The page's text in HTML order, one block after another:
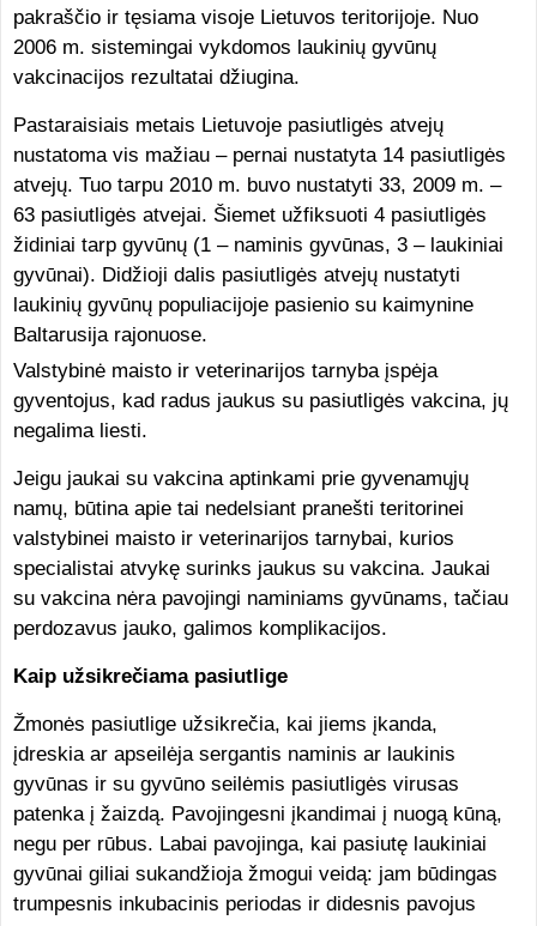
pakraščio ir tęsiama visoje Lietuvos teritorijoje. Nuo
2006 m. sistemingai vykdomos laukinių gyvūnų
vakcinacijos rezultatai džiugina.
Pastaraisiais metais Lietuvoje pasiutligės atvejų
nustatoma vis mažiau – pernai nustatyta 14 pasiutligės
atvejų. Tuo tarpu 2010 m. buvo nustatyti 33, 2009 m. –
63 pasiutligės atvejai. Šiemet užfiksuoti 4 pasiutligės
židiniai tarp gyvūnų (1 – naminis gyvūnas, 3 – laukiniai
gyvūnai). Didžioji dalis pasiutligės atvejų nustatyti
laukinių gyvūnų populiacijoje pasienio su kaimynine
Baltarusija rajonuose.
Valstybinė maisto ir veterinarijos tarnyba įspėja
gyventojus, kad radus jaukus su pasiutligės vakcina, jų
negalima liesti.
Jeigu jaukai su vakcina aptinkami prie gyvenamųjų
namų, būtina apie tai nedelsiant pranešti teritorinei
valstybinei maisto ir veterinarijos tarnybai, kurios
specialistai atvykę surinks jaukus su vakcina. Jaukai
su vakcina nėra pavojingi naminiams gyvūnams, tačiau
perdozavus jauko, galimos komplikacijos.
Kaip užsikrečiama pasiutlige
Žmonės pasiutlige užsikrečia, kai jiems įkanda,
įdreskia ar apseilėja sergantis naminis ar laukinis
gyvūnas ir su gyvūno seilėmis pasiutligės virusas
patenka į žaizdą. Pavojingesni įkandimai į nuogą kūną,
negu per rūbus. Labai pavojinga, kai pasiutę laukiniai
gyvūnai giliai sukandžioja žmogui veidą: jam būdingas
trumpesnis inkubacinis periodas ir didesnis pavojus